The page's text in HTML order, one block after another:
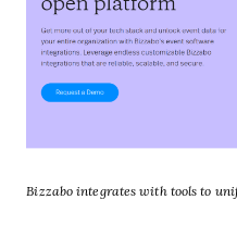
Bizzabo integrates with tools to